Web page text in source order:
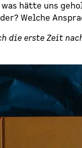
hätte uns
Welche
die erste Zeit